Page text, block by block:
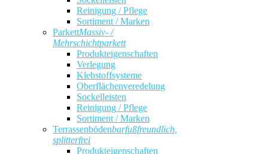
Reinigung / Pflege
Sortiment / Marken
ParkettMassiv- /
Mehrschichtparkett
Produkteigenschaften
Verlegung
Klebstoffsysteme
Oberflächenveredelung
Sockelleisten
Reinigung / Pflege
Sortiment / Marken
Terrassenbödenbarfußfreundlich,
splitterfrei
Produkteigenschaften